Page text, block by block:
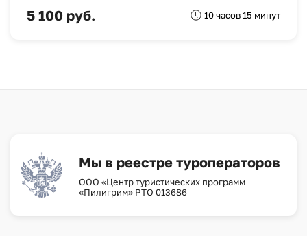
5 100 руб. 10 часов 15 минут
Мы в реестре туроператоров
ООО «Центр туристических программ
«Пилигрим» РТО 013686